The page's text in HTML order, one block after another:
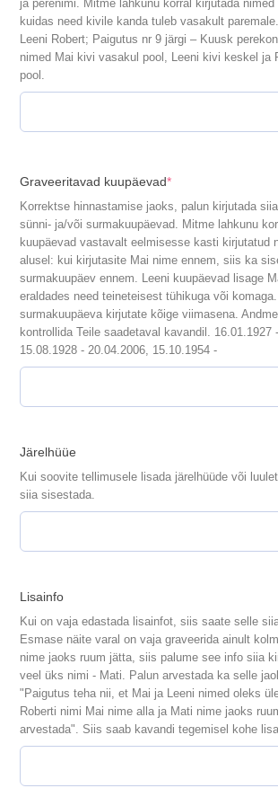
ja perenimi. Mitme lahkunu korral kirjutada
kuidas need kivile kanda tuleb vasakult
Leeni Robert; Paigutus nr 9 järgi – Kuusk
nimed Mai kivi vasakul pool, Leeni kivi keskel ja
pool.
Graveeritavad kuupäevad*(required)
Korrektse hinnastamise jaoks, palun kirjutada
sünni- ja/või surmakuupäevad. Mitme lahkunu
kuupäevad vastavalt eelmisesse kasti kirjutatud
alusel: kui kirjutasite Mai nime ennem, siis ka
surmakuupäev ennem. Leeni kuupäevad lisage
eraldades need teineteisest tühikuga või
surmakuupäeva kirjutate kõige viimasena.
kontrollida Teile saadetaval kavandil. 16.01.1927
15.08.1928 - 20.04.2006, 15.10.1954 -
Järelhüüe
Kui soovite tellimusele lisada järelhüüde või
siia sisestada.
Lisainfo
Kui on vaja edastada lisainfot, siis saate selle
Esmase näite varal on vaja graveerida ainult
nime jaoks ruum jätta, siis palume see info siia
veel üks nimi - Mati. Palun arvestada ka selle
"Paigutus teha nii, et Mai ja Leeni nimed oleks
Roberti nimi Mai nime alla ja Mati nime jaoks
arvestada". Siis saab kavandi tegemisel kohe